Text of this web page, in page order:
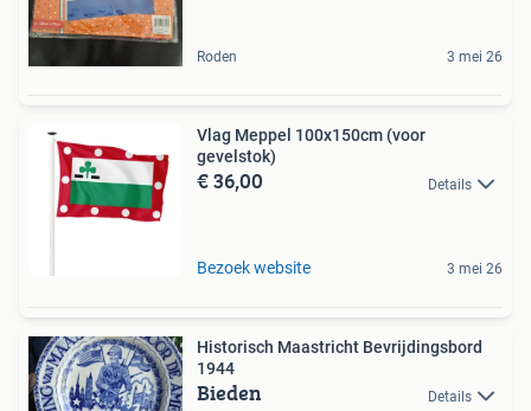
Roden 3 mei 26
Vlag Meppel 100x150cm (voor
gevelstok)
€ 36,00 Details
Bezoek website 3 mei 26
Historisch Maastricht Bevrijdingsbord
1944
Bieden Details